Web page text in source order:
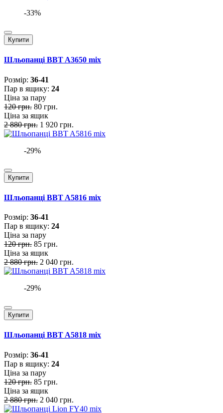
-33%
Купити
Шльопанці BBT A3650 mix
Розмiр: 36-41
Пар в ящику: 24
Ціна за пару
120 грн. 80 грн.
Ціна за ящик
2 880 грн. 1 920 грн.
-29%
Купити
Шльопанці BBT A5816 mix
Розмiр: 36-41
Пар в ящику: 24
Ціна за пару
120 грн. 85 грн.
Ціна за ящик
2 880 грн. 2 040 грн.
-29%
Купити
Шльопанці BBT A5818 mix
Розмiр: 36-41
Пар в ящику: 24
Ціна за пару
120 грн. 85 грн.
Ціна за ящик
2 880 грн. 2 040 грн.